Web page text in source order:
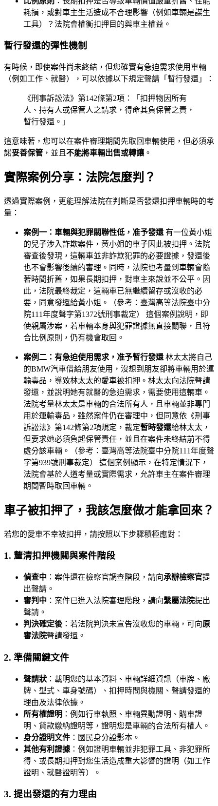
耗損，或對車主生活造成不合理影響（例如車輛是謀生
工具）？法院會權衡扣押目的與車主權益。
暫行發還的彈性機制
有時候，即使案件尚未終結，但您確實有急迫需求使用車輛
（例如工作、就醫），可以依據以下規定聲請「暫行發還」：
《刑事訴訟法》第142條第2項：「扣押物因所有
人、持有人或保管人之請求，得命其負保管之責，
暫行發還。」
這意味著，您可以在案件審理期間先取回車輛使用，但必須承
諾妥善保管 ，並且 不能將車輛出售或轉讓 。
實際案例分享：法院怎麼判？
透過實際案例，更能理解法院在判斷是否發還扣押車輛時的考
量：
案例一：車輛與犯罪關聯性低，准予發還 有一位黃小姐
的兒子涉入詐欺案件，黃小姐的車子因此被扣押。法院
審查後發現，這輛車並非詐欺犯罪的必要證據，發還後
也不會影響後續的審理。同時，法院也考量到車輛會隨
著時間折舊，如果長期扣押，對車主來說並不公平。因
此，法院最終裁定，這輛車已無繼續留存或沒收的必
要，同意發還給黃小姐。（參考：臺灣高等法院臺中分
院111年度聲字第1372號刑事裁定） 這個案例說明，即
使親屬涉案，若車輛本身與犯罪證據無直接關聯，且符
合比例原則，仍有機會取回。
案例二：有急迫使用需求，准予暫行發還 林太太將自己
的BMW汽車借給朋友使用，沒想到朋友卻將車輛用於運
輸毒品，導致林太太的愛車被扣押。林太太向法院聲請
發還，並說明她有就醫的急迫需求，需要使用這輛車。
法院考量林太太是車輛的合法所有人，且車輛並非專門
用於運輸毒品，雖然案件仍在審理中，但同意依《刑事
訴訟法》第142條第2項規定，裁定暫時發還給林太太，
但要求她必須負起保管責任，並且在案件未終結前不得
處分該車輛。（參考：臺灣高等法院臺中分院111年度聲
字第939號刑事裁定） 這個案例顯示，在特定情況下，
法院會基於人道考量或實際需求，允許車主在案件審理
期間暫時取回車輛。
車子被扣押了，我該怎麼做才能拿回來？
若您的愛車不幸被扣押，請按照以下步驟積極應對：
1. 釐清扣押機關與案件階段
偵查中 ：案件還在檢察官調查階段，請向承辦檢察官提
出聲請。
審判中 ：案件已進入法院審理階段，請向繫屬法院提出
聲請。
判決確定後 ：若法院判決未宣告沒收您的車輛，可向原
審法院聲請發還。
2. 準備關鍵文件
聲請狀 ：載明您的基本資料、車輛詳細資訊（車牌、廠
牌、型式、車身號碼）、扣押時間與機關、聲請發還的
理由及法律依據。
所有權證明 ：例如行車執照、車輛異動證明、購車證
明、貸款繳納證明等，證明您是車輛的合法所有權人。
身分證明文件 ：國民身分證影本。
其他有利證據 ：例如證明車輛並非犯罪工具、非犯罪所
得、或長期扣押對您生活造成重大影響的證明（如工作
證明、就醫證明等）。
3. 提出發還的有力理由